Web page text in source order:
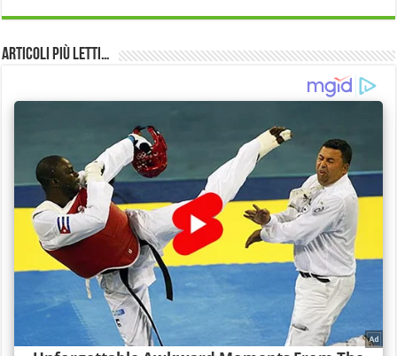
Articoli più Letti…